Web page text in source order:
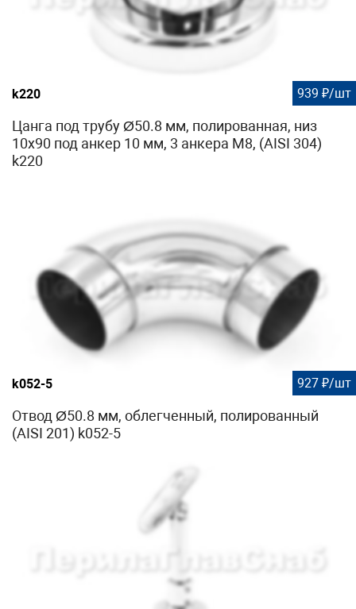
k220 939 ₽/шт
Цанга под трубу Ø50.8 мм, полированная, низ
10х90 под анкер 10 мм, 3 анкера М8, (AISI 304)
k220
k052-5 927 ₽/шт
Отвод Ø50.8 мм, облегченный, полированный
(AISI 201) k052-5